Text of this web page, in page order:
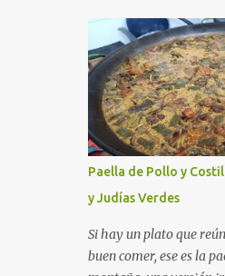
Paella de Pollo y
y Judías Verdes
Si hay un plato que
buen comer, ese es la